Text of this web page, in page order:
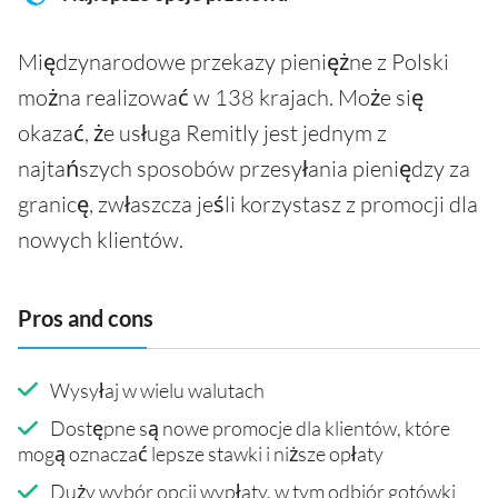
Międzynarodowe przekazy pieniężne z Polski
można realizować w 138 krajach. Może się
okazać, że usługa Remitly jest jednym z
najtańszych sposobów przesyłania pieniędzy za
granicę, zwłaszcza jeśli korzystasz z promocji dla
nowych klientów.
Pros and cons
Wysyłaj w wielu walutach
Dostępne są nowe promocje dla klientów, które
mogą oznaczać lepsze stawki i niższe opłaty
Duży wybór opcji wypłaty, w tym odbiór gotówki